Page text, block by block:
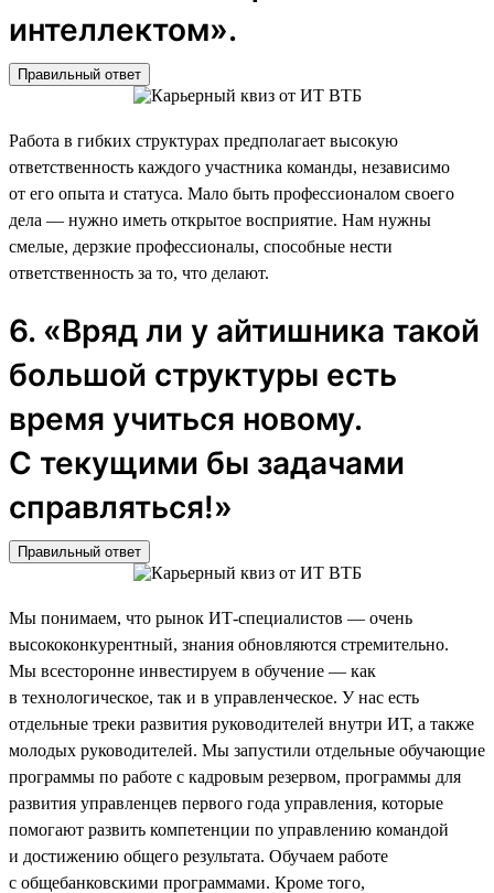
интеллектом».
Правильный ответ
Работа в гибких структурах предполагает высокую
ответственность каждого участника команды, независимо
от его опыта и статуса. Мало быть профессионалом своего
дела — нужно иметь открытое восприятие. Нам нужны
смелые, дерзкие профессионалы, способные нести
ответственность за то, что делают.
6. «Вряд ли у айтишника такой
большой структуры есть
время учиться новому.
С текущими бы задачами
справляться!»
Правильный ответ
Мы понимаем, что рынок ИТ-специалистов — очень
высококонкурентный, знания обновляются стремительно.
Мы всесторонне инвестируем в обучение — как
в технологическое, так и в управленческое. У нас есть
отдельные треки развития руководителей внутри ИТ, а также
молодых руководителей. Мы запустили отдельные обучающие
программы по работе с кадровым резервом, программы для
развития управленцев первого года управления, которые
помогают развить компетенции по управлению командой
и достижению общего результата. Обучаем работе
с общебанковскими программами. Кроме того,